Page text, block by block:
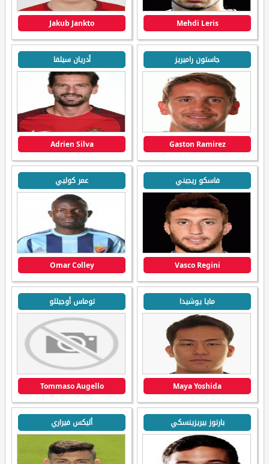
Mehdi Leris
Jakub Jankto
جاستون راميريز
Gaston Ramirez
أدريان سيلفا
Adrien Silva
فاسكو ريجيني
Vasco Regini
عمر كوليي
Omar Colley
مايا يوشيدا
Maya Yoshida
توماس أوجيللو
Tommaso Augello
بارتوز بيريزينسكي أليكس فيراري